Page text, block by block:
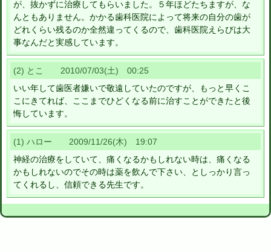
が、抜かずに治療してもらいました。５年ほどたちますが、な
んともありません。かかる歯科医院によって将来の自分の歯が
どれくらい残るのか全然違ってくるので、歯科医院えらびは大
事なんだと実感しています。
(2) とこ 2010/07/03(土) 00:25
いい年して歯医者嫌いで敬遠していたのですが、もっと早くこ
こにきてれば、ここまでひどくなる前に治すことができたと後
悔しています。
(1) ハロー 2009/11/26(木) 19:07
神経の治療をしていて、痛くなるかもしれない時は、痛くなる
かもしれないのでその時は薬を飲んで下さい、としっかり言っ
てくれるし、信頼できる先生です。